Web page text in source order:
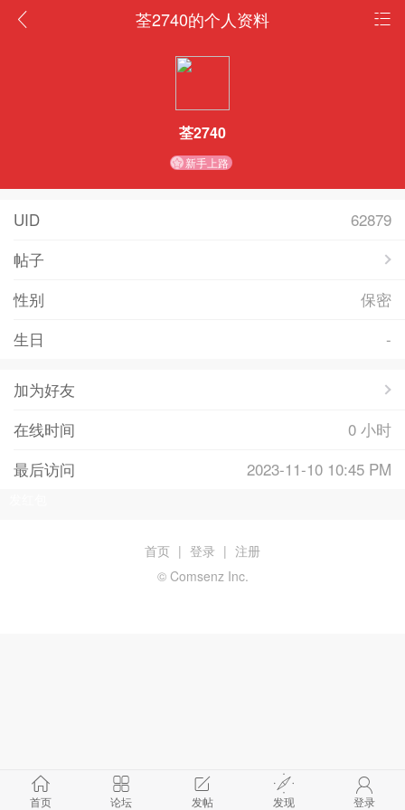
荃2740的个人资料
荃2740
新手上路
UID
62879
帖子
性别
保密
生日
-
加为好友
在线时间
0 小时
最后访问
2023-11-10 10:45 PM
首页 论坛 发帖 发现 登录
首页 | 登录 | 注册
© Comsenz Inc.